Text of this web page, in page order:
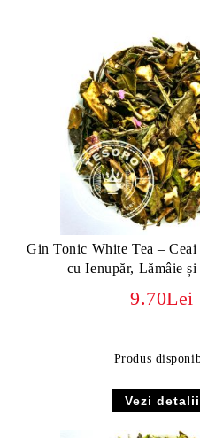
Gin Tonic White Tea –
cu Ienupăr, Lămâie
9.70Lei
Produs
Vezi detalii